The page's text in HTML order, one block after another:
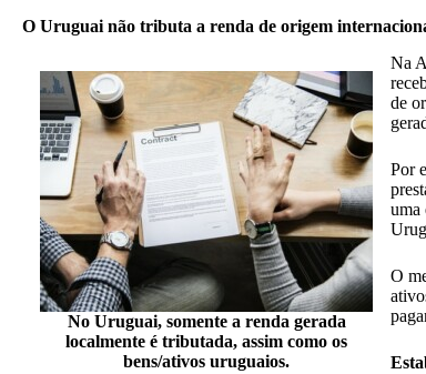
O Uruguai não tributa a renda de origem
No Uruguai, somente a renda gerada
localmente é tributada, assim como os
bens/ativos uruguaios.
Na
de
Por
uma
O